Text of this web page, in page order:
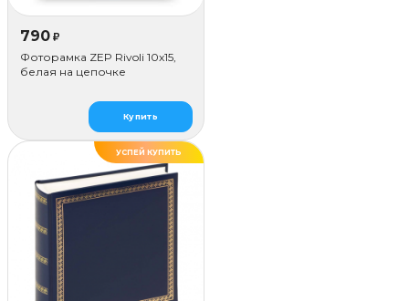
790 ₽
Фоторамка ZEP Rivoli 10x15,
белая на цепочке
Купить
УСПЕЙ КУПИТЬ